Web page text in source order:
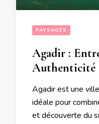
PAYSAGES
Agadir :
Authenticité
Agadir est une
idéale pour
et découverte du